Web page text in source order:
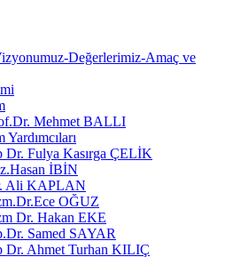
Değerlerimiz-Amaç ve
Mehmet BALLI
Dr. Fulya Kasırga ÇELİK
İBİN
Ali KAPLAN
OĞUZ
Dr. Hakan EKE
Samed SAYAR
Dr. Ahmet Turhan KILIÇ